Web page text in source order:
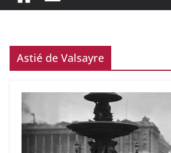
Astié de Valsayre